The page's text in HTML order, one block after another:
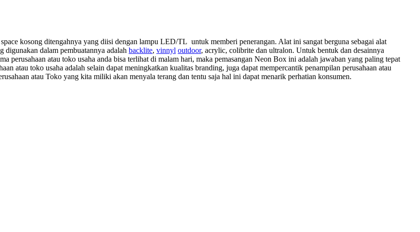
kosong ditengahnya yang diisi dengan lampu LED/TL untuk memberi penerangan. Alat ini sangat berguna sebagai alat
digunakan dalam pembuatannya adalah backlite, vinnyl outdoor, acrylic, colibrite dan ultralon. Untuk bentuk dan desainnya
perusahaan atau toko usaha anda bisa terlihat di malam hari, maka pemasangan Neon Box ini adalah jawaban yang paling tepat
atau toko usaha adalah selain dapat meningkatkan kualitas branding, juga dapat mempercantik penampilan perusahaan atau
atau Toko yang kita miliki akan menyala terang dan tentu saja hal ini dapat menarik perhatian konsumen.